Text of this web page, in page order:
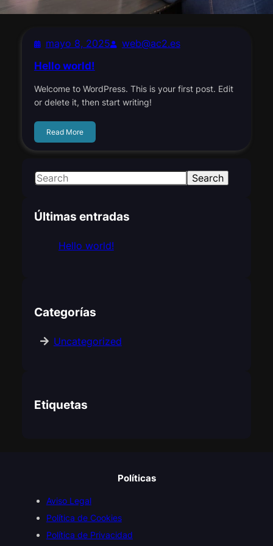
mayo 8, 2025
web@ac2.es
Hello world!
Welcome to WordPress. This is your first post. Edit
or delete it, then start writing!
Read More
S
a
r
Search
Últimas entradas
Hello world!
Categorías
Uncategorized
Etiquetas
Políticas
Aviso Legal
Política de Cookies
Política de Privacidad